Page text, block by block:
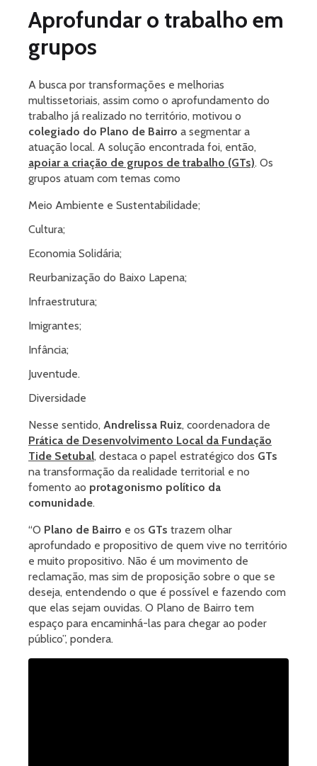
Aprofundar o trabalho em
grupos
A busca por transformações e melhorias
multissetoriais, assim como o aprofundamento do
trabalho já realizado no território, motivou o
colegiado do Plano de Bairro a segmentar a
atuação local. A solução encontrada foi, então,
apoiar a criação de grupos de trabalho (GTs). Os
grupos atuam com temas como
Meio Ambiente e Sustentabilidade;
Cultura;
Economia Solidária;
Reurbanização do Baixo Lapena;
Infraestrutura;
Imigrantes;
Infância;
Juventude.
Diversidade
Nesse sentido, Andrelissa Ruiz, coordenadora de
Prática de Desenvolvimento Local da Fundação
Tide Setubal, destaca o papel estratégico dos GTs
na transformação da realidade territorial e no
fomento ao protagonismo político da
comunidade.
“O Plano de Bairro e os GTs trazem olhar
aprofundado e propositivo de quem vive no território
e muito propositivo. Não é um movimento de
reclamação, mas sim de proposição sobre o que se
deseja, entendendo o que é possível e fazendo com
que elas sejam ouvidas. O Plano de Bairro tem
espaço para encaminhá-las para chegar ao poder
público”, pondera.